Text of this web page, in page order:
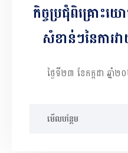
កិច្ចប្រជុំពិគ្រោះ
សំខាន់ៗនៃការ
អាណត្តិនៃកម្មវិធី
ថ្ងៃទី២៣ ខែកក្កដា ឆ្ន
មើលបន្ថែម